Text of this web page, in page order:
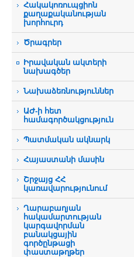
Հակակոռուպցիոն
քաղաքականության
խորհուրդ
Ծրագրեր
Իրավական ակտերի
նախագծեր
Նախաձեռնություններ
ԱԺ-ի հետ
համագործակցություն
Պատմական ակնարկ
Հայաստանի մասին
Շրջայց ՀՀ
կառավարությունում
Ղարաբաղյան
հակամարտության
կարգավորման
բանակցային
գործընթացի
փաստաթղթեր